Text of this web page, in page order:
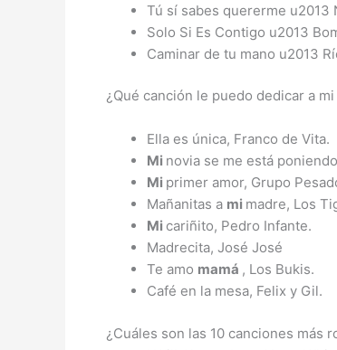
Tú sí sabes quererme u2013
Solo Si Es Contigo u2013
Caminar de tu mano u2013
¿Qué canción le puedo dedicar a
Ella es única, Franco de Vita.
Mi novia se me está
Mi primer amor, Grupo
Mañanitas a mi madre, Los
Mi cariñito, Pedro Infante.
Madrecita, José José
Te amo mamá , Los Bukis.
Café en la mesa, Felix y Gil.
¿Cuáles son las 10 canciones más